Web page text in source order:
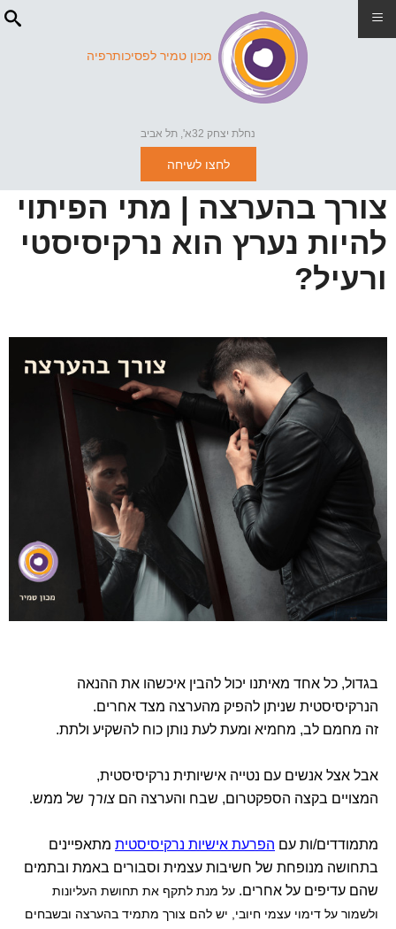
מכון טמיר לפסיכותרפיה
נחלת יצחק 32א', תל אביב
לחצו לשיחה
צורך בהערצה | מתי הפיתוי
להיות נערץ הוא נרקיסיסטי
ורעיל?
בגדול, כל אחד מאיתנו יכול להבין איכשהו את ההנאה
הנרקיסיסטית שניתן להפיק מהערצה מצד אחרים.
זה מחמם לב, מחמיא ומעת לעת נותן כוח להשקיע ולתת.
אבל אצל אנשים עם נטייה אישיותית נרקיסיסטית,
המצויים בקצה הספקטרום, שבח והערצה הם צורך של ממש.
מתמודדים/ות עם הפרעת אישיות נרקיסיסטית מתאפיינים
בתחושה מנופחת של חשיבות עצמית וסבורים באמת ובתמים
שהם עדיפים על אחרים. על מנת לתקף את תחושת העליונות
ולשמור על דימוי עצמי חיובי, יש להם צורך מתמיד בהערצה ובשבחים
≡